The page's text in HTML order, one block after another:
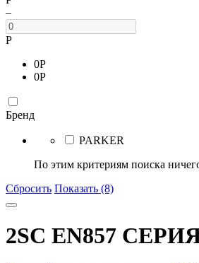
–
Р
0Р
0Р
Бренд
PARKER
По этим критериям поиска
Сбросить Показать (8)
2SC EN857